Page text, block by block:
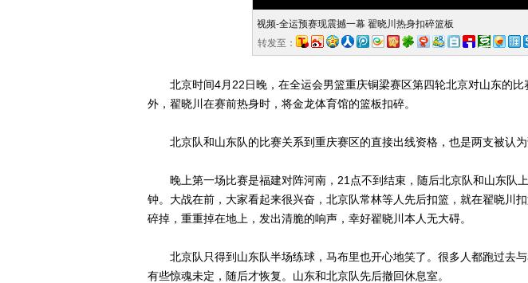
视频-全运预赛现震撼一幕 翟晓川热身扣碎篮板
转发至：
北京时间4月22日晚，在全运会男篮重庆铜梁赛区第四轮北京对山东的比
外，翟晓川在赛前热身时，将金龙体育馆的篮板扣碎。
北京队和山东队的比赛关系到重庆赛区的直接出线资格，也是两支被认为
晚上第一场比赛是福建对阵河南，21点不到结束，随后北京队和山东队
钟。大战在前，大家看起来很兴奋，北京队常林等人先后扣篮，就在翟晓川
碎掉，重重掉在地上，发出清脆的响声，幸好翟晓川本人无大碍。
北京队只得到山东队半场练球，马布里也开心地笑了。很多人都跑过去
有些惊魂未定，随后才恢复。山东和北京队先后撤回休息室。